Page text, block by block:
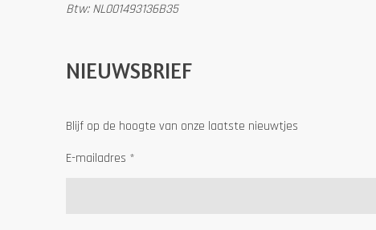
Btw: NL001493136B35
NIEUWSBRIEF
Blijf op de hoogte van onze laatste nieuwtjes
E-mailadres *